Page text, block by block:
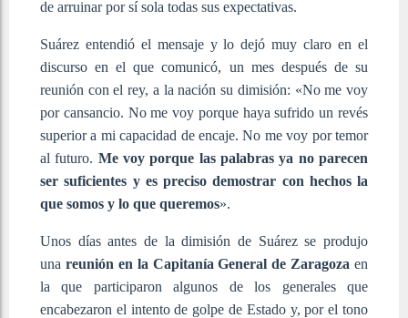
de arruinar por sí sola todas sus expectativas.
Suárez entendió el mensaje y lo dejó muy claro en el
discurso en el que comunicó, un mes después de su
reunión con el rey, a la nación su dimisión: «No me voy
por cansancio. No me voy porque haya sufrido un revés
superior a mi capacidad de encaje. No me voy por temor
al futuro. Me voy porque las palabras ya no parecen
ser suficientes y es preciso demostrar con hechos la
que somos y lo que queremos».
Unos días antes de la dimisión de Suárez se produjo
una reunión en la Capitanía General de Zaragoza en
la que participaron algunos de los generales que
encabezaron el intento de golpe de Estado y, por el tono